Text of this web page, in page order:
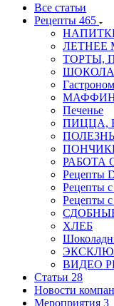
Все статьи
Рецепты 465
ЛЕТНЕЕ
ТОРТЫ,
Печенье
ПИЦЦА,
РАБОТА
Рецепты
Рецепты
Рецепты
ХЛЕБ
ВИДЕО
Статьи 28
Новости
Мероприятия 3